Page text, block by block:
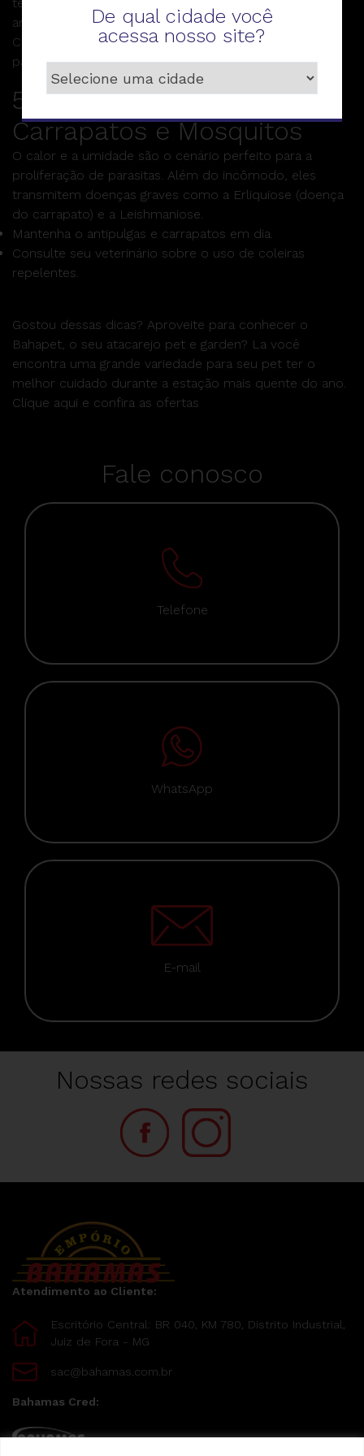
animal mais exposto ao calor e aos raios solares.
Consulte um profissional sobre o tipo de corte ideal
para a raça.
5. Prevenção de Pulgas,
Carrapatos e Mosquitos
O calor e a umidade são o cenário perfeito para a
proliferação de parasitas. Além do incômodo, eles
transmitem doenças graves como a Erliquiose (doença
do carrapato) e a Leishmaniose.
Mantenha o antipulgas e carrapatos em dia.
Consulte seu veterinário sobre o uso de coleiras
repelentes.
Gostou dessas dicas? Aproveite para conhecer o
Bahapet, o seu atacarejo pet e garden? La você
encontra uma grande variedade para seu pet ter o
melhor cuidado durante a estação mais quente do ano.
Clique aqui e confira as ofertas
Fale conosco
Telefone
WhatsApp
E-mail
Nossas redes sociais
Atendimento ao Cliente:
Escritório Central: BR 040, KM 780, Distrito Industrial,
Juiz de Fora - MG
sac@bahamas.com.br
Bahamas Cred:
De qual cidade você
acessa nosso site?